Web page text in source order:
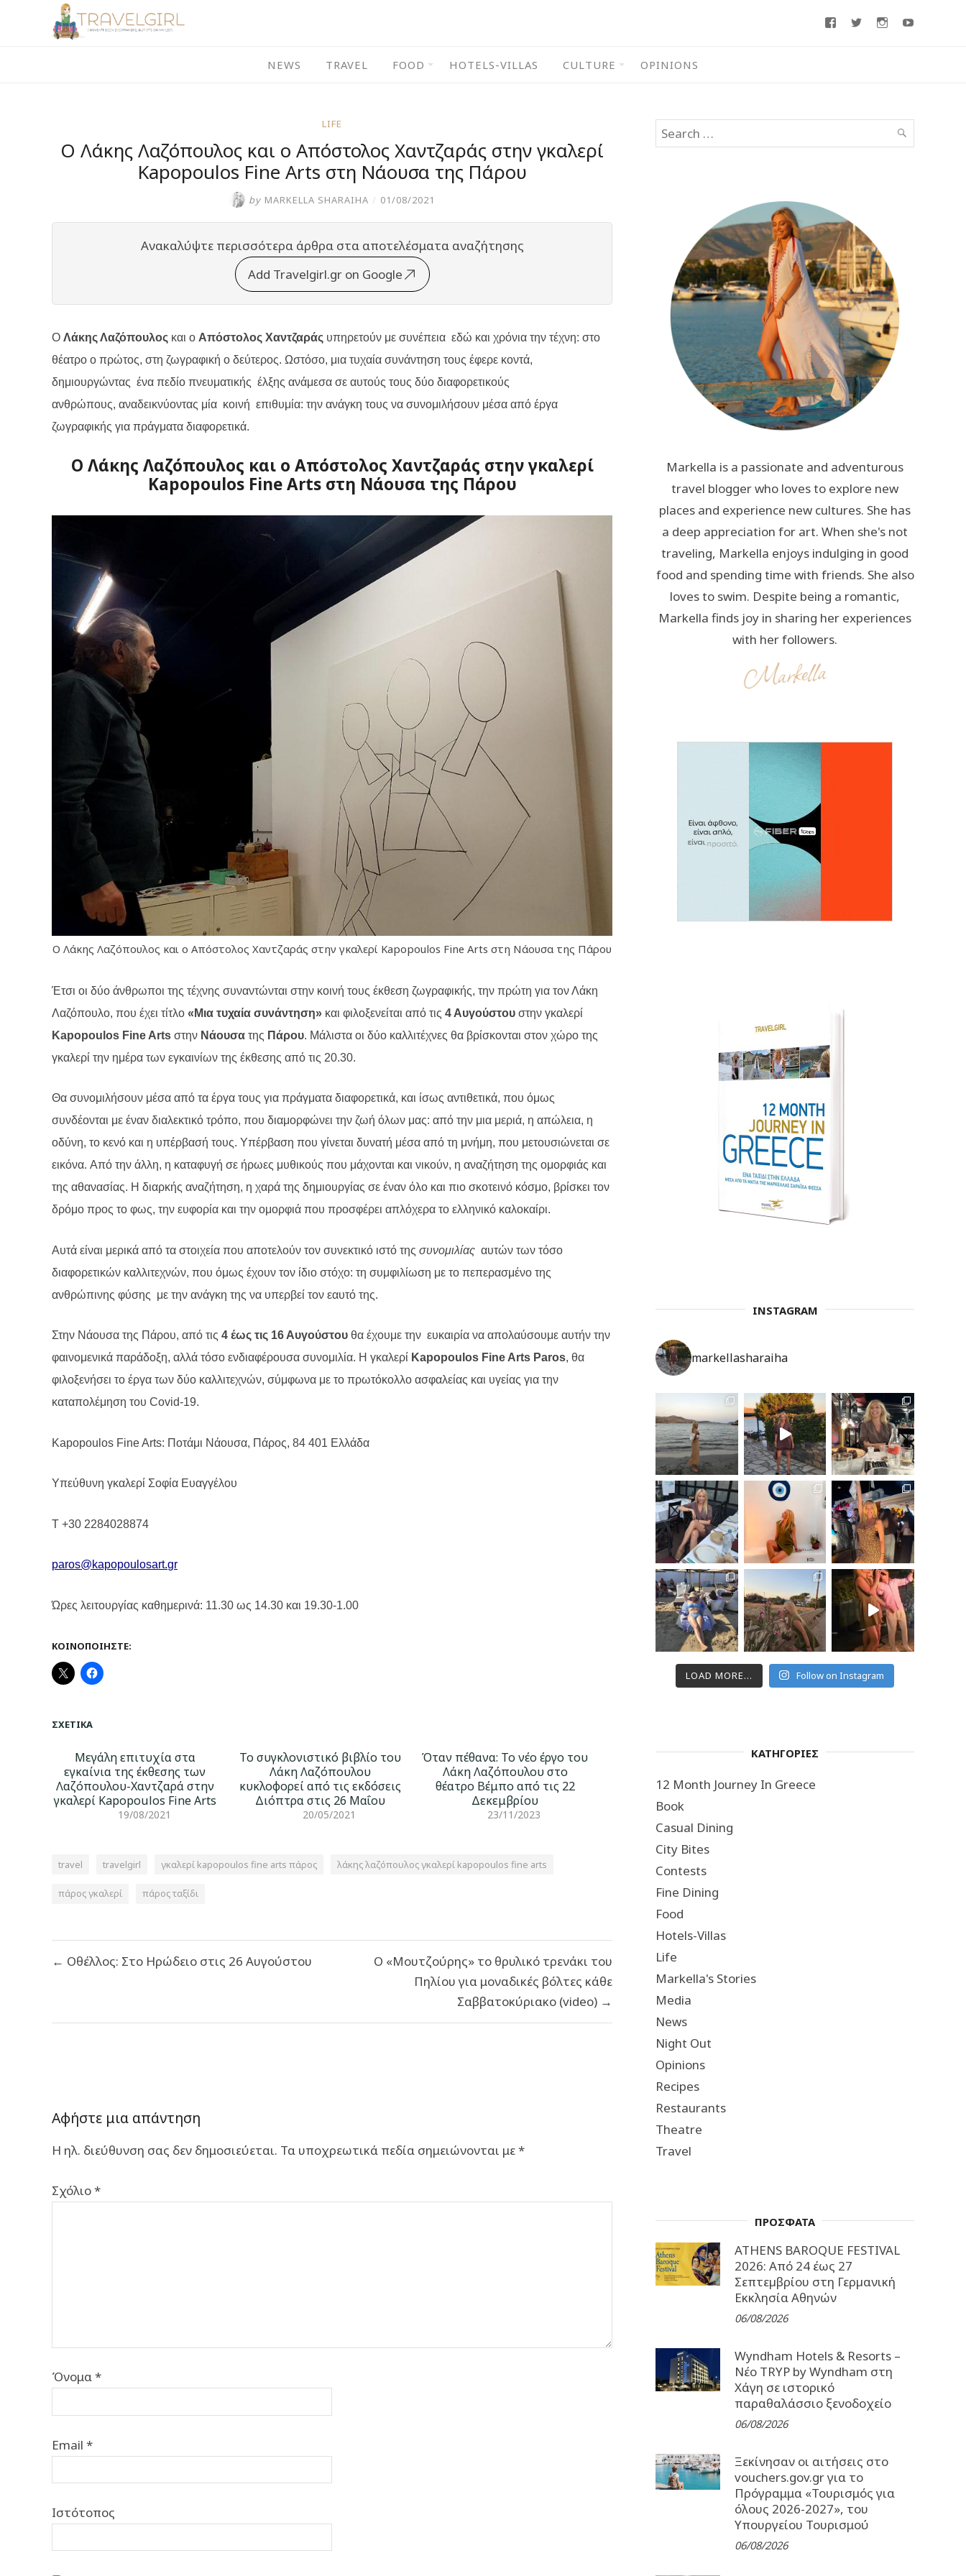
FacebookTwitterInstagram
NEWS TRAVEL FOOD HOTELS-VILLAS CULTURE OPINIONS
LIFE
Ο Λάκης Λαζόπουλος και ο Απόστολος Χαντζαράς στην γκαλερί
Kapopoulos Fine Arts στη Νάουσα της Πάρου
by MARKELLA SHARAIHA / 01/08/2021
Ανακαλύψτε περισσότερα άρθρα στα αποτελέσματα αναζήτησης
Add Travelgirl.gr on Google
Ο Λάκης Λαζόπουλος και ο Απόστολος Χαντζαράς υπηρετούν με συνέπεια εδώ και χρόνια την τέχνη: στο
θέατρο ο πρώτος, στη ζωγραφική ο δεύτερος. Ωστόσο, μια τυχαία συνάντηση τους έφερε κοντά,
δημιουργώντας ένα πεδίο πνευματικής έλξης ανάμεσα σε αυτούς τους δύο διαφορετικούς
ανθρώπους, αναδεικνύοντας μία κοινή επιθυμία: την ανάγκη τους να συνομιλήσουν μέσα από έργα
ζωγραφικής για πράγματα διαφορετικά.
Ο Λάκης Λαζόπουλος και ο Απόστολος Χαντζαράς στην γκαλερί
Kapopoulos Fine Arts στη Νάουσα της Πάρου
Ο Λάκης Λαζόπουλος και ο Απόστολος Χαντζαράς στην γκαλερί Kapopoulos Fine Arts στη Νάουσα της Πάρου
Έτσι οι δύο άνθρωποι της τέχνης συναντώνται στην κοινή τους έκθεση ζωγραφικής, την πρώτη για τον Λάκη
Λαζόπουλο, που έχει τίτλο «Μια τυχαία συνάντηση» και φιλοξενείται από τις 4 Αυγούστου στην γκαλερί
Kapopoulos Fine Arts στην Νάουσα της Πάρου. Μάλιστα οι δύο καλλιτέχνες θα βρίσκονται στον χώρο της
γκαλερί την ημέρα των εγκαινίων της έκθεσης από τις 20.30.
Θα συνομιλήσουν μέσα από τα έργα τους για πράγματα διαφορετικά, και ίσως αντιθετικά, που όμως
συνδέονται με έναν διαλεκτικό τρόπο, που διαμορφώνει την ζωή όλων μας: από την μια μεριά, η απώλεια, η
οδύνη, το κενό και η υπέρβασή τους. Υπέρβαση που γίνεται δυνατή μέσα από τη μνήμη, που μετουσιώνεται σε
εικόνα. Από την άλλη, η καταφυγή σε ήρωες μυθικούς που μάχονται και νικούν, η αναζήτηση της ομορφιάς και
της αθανασίας. Η διαρκής αναζήτηση, η χαρά της δημιουργίας σε έναν όλο και πιο σκοτεινό κόσμο, βρίσκει τον
δρόμο προς το φως, την ευφορία και την ομορφιά που προσφέρει απλόχερα το ελληνικό καλοκαίρι.
Αυτά είναι μερικά από τα στοιχεία που αποτελούν τον συνεκτικό ιστό της συνομιλίας αυτών των τόσο
διαφορετικών καλλιτεχνών, που όμως έχουν τον ίδιο στόχο: τη συμφιλίωση με το πεπερασμένο της
ανθρώπινης φύσης με την ανάγκη της να υπερβεί τον εαυτό της.
Στην Νάουσα της Πάρου, από τις 4 έως τις 16 Αυγούστου θα έχουμε την ευκαιρία να απολαύσουμε αυτήν την
φαινομενικά παράδοξη, αλλά τόσο ενδιαφέρουσα συνομιλία. H γκαλερί Kapopoulos Fine Arts Paros, θα
φιλοξενήσει το έργα των δύο καλλιτεχνών, σύμφωνα με το πρωτόκολλο ασφαλείας και υγείας για την
καταπολέμηση του Covid-19.
Kapopoulos Fine Arts: Ποτάμι Νάουσα, Πάρος, 84 401 Ελλάδα
Υπεύθυνη γκαλερί Σοφία Ευαγγέλου
T +30 2284028874
paros@kapopoulosart.gr
Ώρες λειτουργίας καθημερινά: 11.30 ως 14.30 και 19.30-1.00
ΚΟΙΝΟΠΟΙΉΣΤΕ:
ΣΧΕΤΙΚΆ
Μεγάλη επιτυχία στα
εγκαίνια της έκθεσης των
Λαζόπουλου-Χαντζαρά στην
γκαλερί Kapopoulos Fine Arts
19/08/2021
Το συγκλονιστικό βιβλίο του
Λάκη Λαζόπουλου
κυκλοφορεί από τις εκδόσεις
Διόπτρα στις 26 Μαΐου
20/05/2021
Όταν πέθανα: Το νέο έργο του
Λάκη Λαζόπουλου στο
θέατρο Βέμπο από τις 22
Δεκεμβρίου
23/11/2023
travel travelgirl γκαλερί kapopoulos fine arts πάρος λάκης λαζόπουλος γκαλερί kapopoulos fine arts
πάρος γκαλερί πάρος ταξίδι
άρθρων
← Οθέλλος: Στο Ηρώδειο στις 26 Αυγούστου
Ο «Μουτζούρης» το θρυλικό τρενάκι του
Πηλίου για μοναδικές βόλτες κάθε
Σαββατοκύριακο (video) →
Αφήστε μια απάντηση
Η ηλ. διεύθυνση σας δεν δημοσιεύεται. Τα υποχρεωτικά πεδία σημειώνονται με*
Σχόλιο*
Όνομα*
Email *
Ιστότοπος
Search
for:
SEARCH
Markella is a passionate and adventurous
travel blogger who loves to explore new
places and experience new cultures. She has
a deep appreciation for art. When she's not
traveling, Markella enjoys indulging in good
food and spending time with friends. She also
loves to swim. Despite being a romantic,
Markella finds joy in sharing her experiences
with her followers.
INSTAGRAM
markellasharaiha
LOAD MORE... Follow on Instagram
ΚΑΤΗΓΟΡΙΕΣ
12 Month Journey In Greece
Book
Casual Dining
City Bites
Contests
Fine Dining
Food
Hotels-Villas
Life
Markella's Stories
Media
News
Night Out
Opinions
Recipes
Restaurants
Theatre
Travel
ΠΡΟΣΦΑΤΑ
ATHENS BAROQUE FESTIVAL
2026: Από 24 έως 27
Σεπτεµβρίου στη Γερµανική
Εκκλησία Αθηνών
06/08/2026
Wyndham Hotels & Resorts –
Νέο TRYP by Wyndham στη
Χάγη σε ιστορικό
παραθαλάσσιο ξενοδοχείο
06/08/2026
Ξεκίνησαν οι αιτήσεις στο
vouchers.gov.gr για το
Πρόγραμμα «Τουρισμός για
όλους 2026-2027», του
Υπουργείου Τουρισμού
06/08/2026